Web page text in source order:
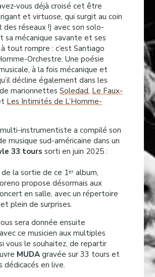
vous déjà croisé cet être
et virtuose, qui surgit au coin
des réseaux !) avec son solo-
sa mécanique savante et ses
tout rompre : c’est Santiago
Orchestre. Une poésie
à la fois mécanique et
décline également dans les
marionnettesSoledad, Le Faux-
Les Intimités de L’Homme-
instrumentiste a compilé son
musique sud-américaine dans un
33 tours sorti en juin 2025 :
de la sortie de ce 1ᵉʳ album,
propose désormais aux
en salle, avec un répertoire
plein de surprises.
sera donnée ensuite
ce musicien aux multiples
vous le souhaitez, de repartir
MUDA gravée sur 33 tours et
dédicacés en live.